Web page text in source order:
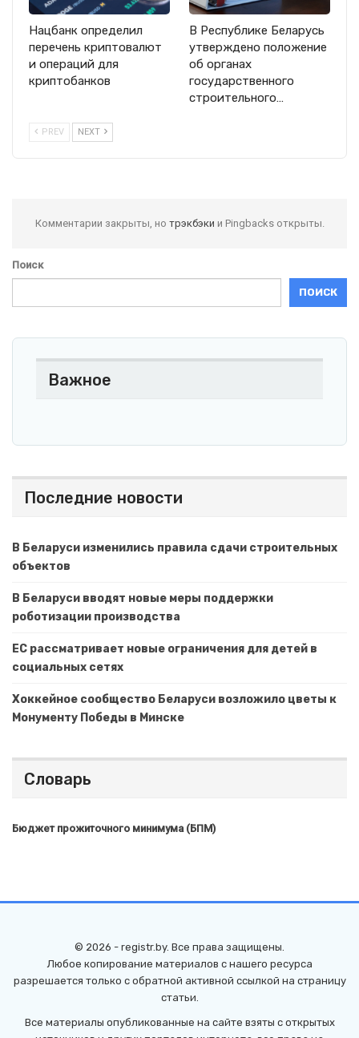
Нацбанк определил
перечень криптовалют
и операций для
криптобанков
В Республике Беларусь
утверждено положение
об органах
государственного
строительного…
PREV NEXT
Комментарии закрыты, но трэкбэки и Pingbacks открыты.
Поиск
ПОИСК
Важное
Последние новости
В Беларуси изменились правила сдачи строительных
объектов
В Беларуси вводят новые меры поддержки
роботизации производства
ЕС рассматривает новые ограничения для детей в
социальных сетях
Хоккейное сообщество Беларуси возложило цветы к
Монументу Победы в Минске
Словарь
Бюджет прожиточного минимума (БПМ)
© 2026 - registr.by. Все права защищены.
Любое копирование материалов с нашего ресурса
разрешается только с обратной активной ссылкой на страницу
статьи.
Все материалы опубликованные на сайте взяты с открытых